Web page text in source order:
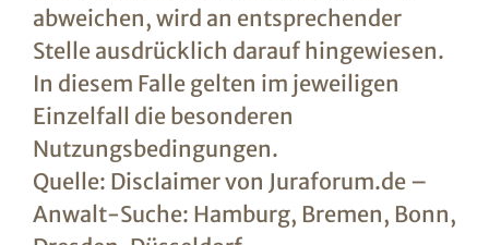
abweichen, wird an entsprechender
Stelle ausdrücklich darauf hingewiesen.
In diesem Falle gelten im jeweiligen
Einzelfall die besonderen
Nutzungsbedingungen.
Quelle: Disclaimer von Juraforum.de –
Anwalt-Suche: Hamburg, Bremen, Bonn,